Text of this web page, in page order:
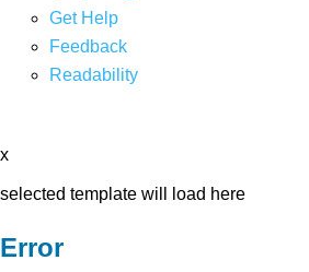
Get Help
Feedback
Readability
x
selected template will load here
Error